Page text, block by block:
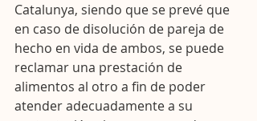
Catalunya, siendo que se prevé que
en caso de disolución de pareja de
hecho en vida de ambos, se puede
reclamar una prestación de
alimentos al otro a fin de poder
atender adecuadamente a su